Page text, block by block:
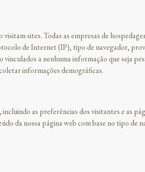
sites. Todas as empresas de
de Internet (IP), tipo de navegador,
a nenhuma informação que seja
informações demográficas.
as preferências dos visitantes e as
da nossa página web com base no tipo de